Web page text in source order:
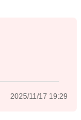
るように軽く
2025/11/17 19:29